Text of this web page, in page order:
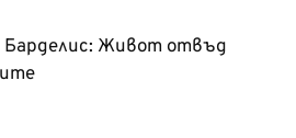
Барделис: Живот отвъд